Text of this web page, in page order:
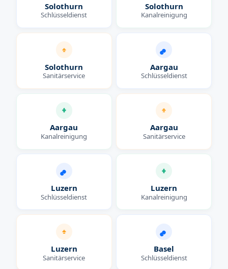
Solothurn
Schlüsseldienst
Solothurn
Kanalreinigung
Solothurn
Sanitärservice
Aargau
Schlüsseldienst
Aargau
Kanalreinigung
Aargau
Sanitärservice
Luzern
Schlüsseldienst
Luzern
Kanalreinigung
Luzern
Sanitärservice
Basel
Schlüsseldienst